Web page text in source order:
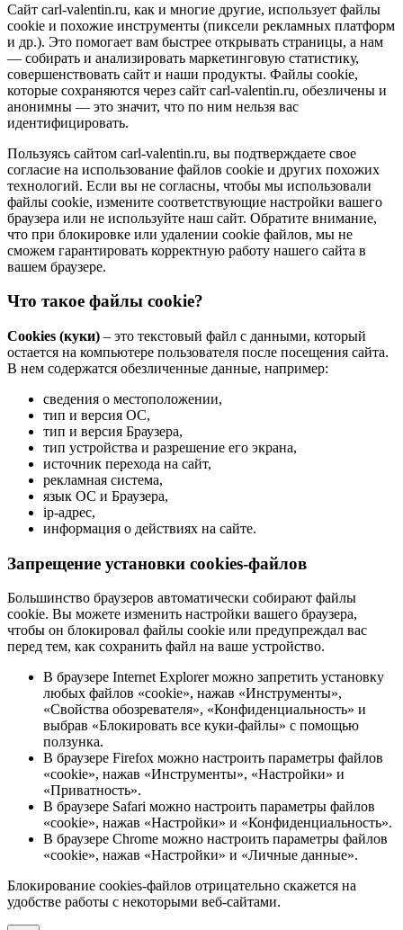
Сайт carl-valentin.ru, как и многие другие, использует файлы
cookie и похожие инструменты (пиксели рекламных платформ
и др.). Это помогает вам быстрее открывать страницы, а нам
— собирать и анализировать маркетинговую статистику,
совершенствовать сайт и наши продукты. Файлы сookie,
которые сохраняются через сайт carl-valentin.ru, обезличены и
анонимны — это значит, что по ним нельзя вас
идентифицировать.
Пользуясь сайтом carl-valentin.ru, вы подтверждаете свое
согласие на использование файлов cookie и других похожих
технологий. Если вы не согласны, чтобы мы использовали
файлы cookie, измените соответствующие настройки вашего
браузера или не используйте наш сайт. Обратите внимание,
что при блокировке или удалении cookie файлов, мы не
сможем гарантировать корректную работу нашего сайта в
вашем браузере.
Что такое файлы cookie?
Cookies (куки) – это текстовый файл с данными, который
остается на компьютере пользователя после посещения сайта.
В нем содержатся обезличенные данные, например:
сведения о местоположении,
тип и версия ОС,
тип и версия Браузера,
тип устройства и разрешение его экрана,
источник перехода на сайт,
рекламная система,
язык ОС и Браузера,
ip-адрес,
информация о действиях на сайте.
Запрещение установки cookies-файлов
Большинство браузеров автоматически собирают файлы
cookie. Вы можете изменить настройки вашего браузера,
чтобы он блокировал файлы cookie или предупреждал вас
перед тем, как сохранить файл на ваше устройство.
В браузере Internet Explorer можно запретить установку
любых файлов «cookie», нажав «Инструменты»,
«Свойства обозревателя», «Конфиденциальность» и
выбрав «Блокировать все куки-файлы» с помощью
ползунка.
В браузере Firefox можно настроить параметры файлов
«cookie», нажав «Инструменты», «Настройки» и
«Приватность».
В браузере Safari можно настроить параметры файлов
«cookie», нажав «Настройки» и «Конфиденциальность».
В браузере Chrome можно настроить параметры файлов
«cookie», нажав «Настройки» и «Личные данные».
Блокирование cookies-файлов отрицательно скажется на
удобстве работы с некоторыми веб-сайтами.